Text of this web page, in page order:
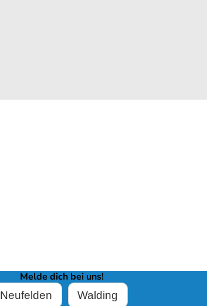
Melde dich bei uns!
Neufelden Walding